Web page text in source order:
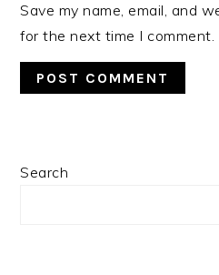
Save my name, email, and
for the next time I comment.
PRIMARY
Search